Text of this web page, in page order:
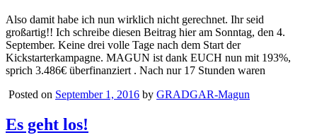
Also damit habe ich nun wirklich nicht gerechnet. Ihr seid
großartig!! Ich schreibe diesen Beitrag hier am Sonntag, den 4.
September. Keine drei volle Tage nach dem Start der
Kickstarterkampagne. MAGUN ist dank EUCH nun mit 193%,
sprich 3.486€ überfinanziert . Nach nur 17 Stunden waren
Posted on September 1, 2016 by GRADGAR-Magun
Es geht los!